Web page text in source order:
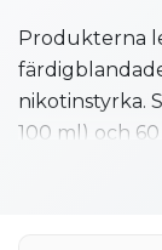
Produkterna
nikotinstyrka.
100 ml) och
att de